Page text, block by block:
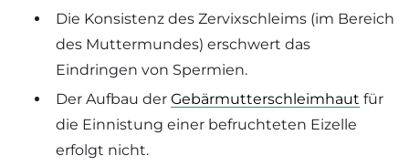
Die Konsistenz des Zervixschleims (im Bereich
des Muttermundes) erschwert das
Eindringen von Spermien.
Der Aufbau der Gebärmutterschleimhaut für
die Einnistung einer befruchteten Eizelle
erfolgt nicht.